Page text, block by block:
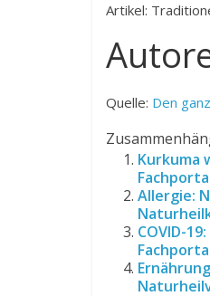
Artikel:
Quelle: Den
Kurkuma
Allergie:
COVID-